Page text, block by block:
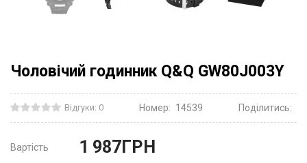
Чоловічий годинник Q&Q GW80J003Y
Відгуки: 0 Номер: 14539 Поділитись:
Вартість 1 987ГРН